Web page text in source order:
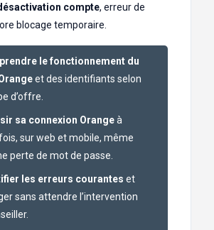
compte, erreur de
blocage temporaire.
le fonctionnement du
et des identifiants selon
d’offre.
sa connexion Orangeà
sur web et mobile, même
perte de mot de passe.
les erreurs courantes et
sans attendre l’intervention